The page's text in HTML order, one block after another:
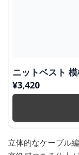
ニットベスト
¥3,420
立体的なケーブル